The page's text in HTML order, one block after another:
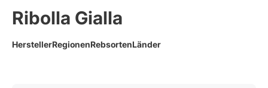
Ribolla Gialla
HerstellerRegionenRebsortenLänder